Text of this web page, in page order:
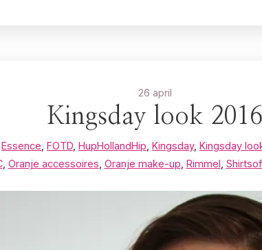
26 april
Kingsday look 2016
Essence FOTD HupHollandHip Kingsday, Kingsday
, Oranje accessoires Oranje make-up Rimmel